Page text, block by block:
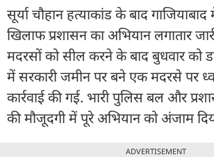
सूर्या चौहान हत्याकांड के बाद
खिलाफ प्रशासन का अभियान लगातार
मदरसों को सील करने के बाद बुधवार को
में सरकारी जमीन पर बने एक मदरसे पर
कार्रवाई की गई. भारी पुलिस बल और
की मौजूदगी में पूरे अभियान को अंजाम
ADVERTISEMENT